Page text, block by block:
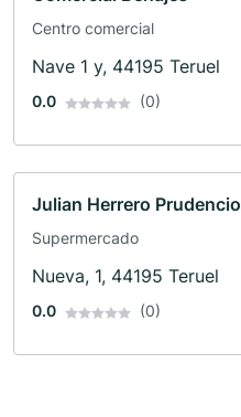
Centro comercial
Nave 1 y, 44195 Teruel
0.0 (0)
Julian Herrero Prudencio
Supermercado
Nueva, 1, 44195 Teruel
0.0 (0)